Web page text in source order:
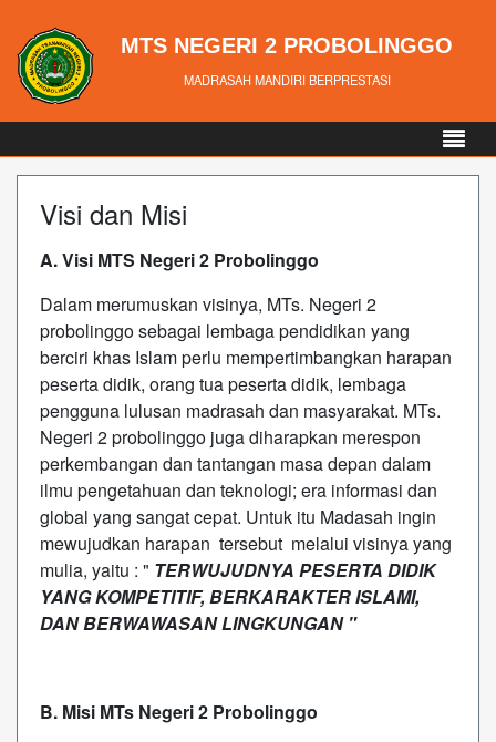
MTS NEGERI 2 PROBOLINGGO
MADRASAH MANDIRI BERPRESTASI
Visi dan Misi
A. Visi MTS Negeri 2 Probolinggo
Dalam merumuskan visinya, MTs. Negeri 2
probolinggo sebagai lembaga pendidikan yang
berciri khas Islam perlu mempertimbangkan harapan
peserta didik, orang tua peserta didik, lembaga
pengguna lulusan madrasah dan masyarakat. MTs.
Negeri 2 probolinggo juga diharapkan merespon
perkembangan dan tantangan masa depan dalam
ilmu pengetahuan dan teknologi; era informasi dan
global yang sangat cepat. Untuk itu Madasah ingin
mewujudkan harapan tersebut melalui visinya yang
mulia, yaitu : " TERWUJUDNYA PESERTA DIDIK
YANG KOMPETITIF, BERKARAKTER ISLAMI,
DAN BERWAWASAN LINGKUNGAN "
B. Misi MTs Negeri 2 Probolinggo